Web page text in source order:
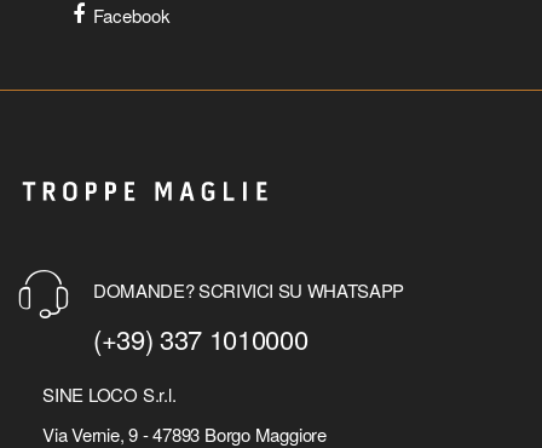
Facebook
DOMANDE? SCRIVICI SU WHATSAPP
(+39) 337 1010000
SINE LOCO S.r.l.
Via Vernie, 9 - 47893 Borgo Maggiore